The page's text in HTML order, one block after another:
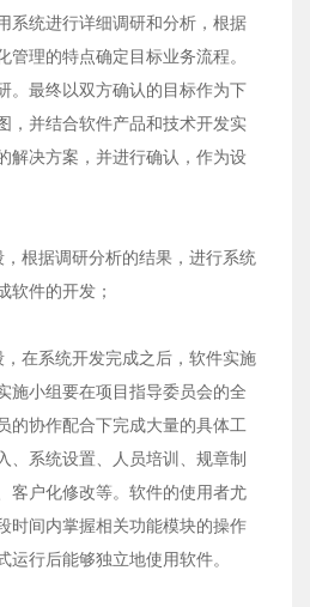
系统进行详细调研和分析，根据
管理的特点确定目标业务流程。
。最终以双方确认的目标作为下
，并结合软件产品和技术开发实
解决方案，并进行确认，作为设
根据调研分析的结果，进行系统
软件的开发；
在系统开发完成之后，软件实施
施小组要在项目指导委员会的全
的协作配合下完成大量的具体工
、系统设置、人员培训、规章制
客户化修改等。软件的使用者尤
时间内掌握相关功能模块的操作
运行后能够独立地使用软件。